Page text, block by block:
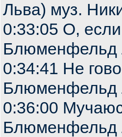
Льва) муз.
0:33:05 О,
Блюменфельд
0:34:41 Не
Блюменфельд
0:36:00
Блюменфельд